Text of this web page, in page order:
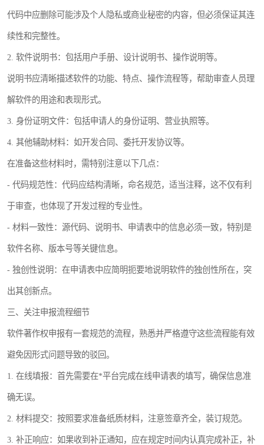
代码中应删除可能涉及个人隐私或商业秘密的内容，但必须保证其连
续性和完整性。
2. 软件说明书：包括用户手册、设计说明书、操作说明等。
说明书应清晰描述软件的功能、特点、操作流程等，帮助审查人员理
解软件的用途和表现形式。
3. 身份证明文件：包括申请人的身份证明、营业执照等。
4. 其他辅助材料：如开发合同、委托开发协议等。
在准备这些材料时，需特别注意以下几点：
- 代码规范性：代码应结构清晰，命名规范，适当注释，这不仅有利
于审查，也体现了开发过程的专业性。
- 材料一致性：源代码、说明书、申请表中的信息必须一致，特别是
软件名称、版本号等关键信息。
- 独创性说明：在申请表中应简明扼要地说明软件的独创性所在，突
出其创新点。
三、关注申报流程细节
软件著作权申报有一套规范的流程，熟悉并严格遵守这些流程能有效
避免因形式问题导致的驳回。
1. 在线填报：首先需要在*平台完成在线申请表的填写，确保信息准
确无误。
2. 材料提交：按照要求准备纸质材料，注意签章齐全，装订规范。
3. 补正响应：如果收到补正通知，应在规定时间内认真完成补正，补